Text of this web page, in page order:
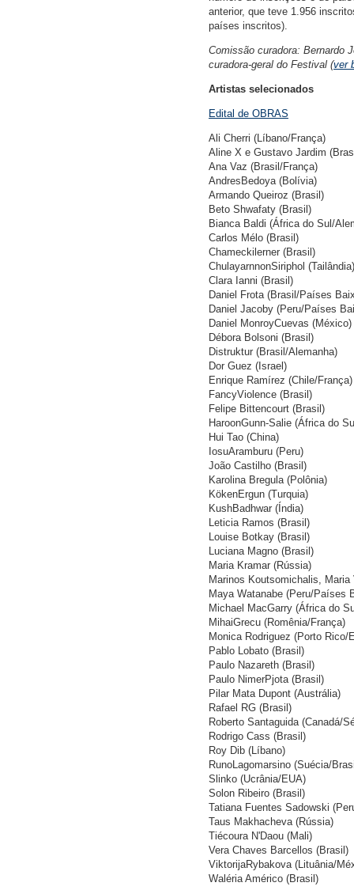
anterior, que teve 1.956
países inscritos).
Comissão curadora: Bernardo
curadora-geral do Festival (ver
Artistas selecionados
Edital de OBRAS
Ali Cherri (Líbano/França)
Aline X e Gustavo Jardim
Ana Vaz (Brasil/França)
AndresBedoya (Bolívia)
Armando Queiroz (Brasil)
Beto Shwafaty (Brasil)
Bianca Baldi (África do Sul/
Carlos Mélo (Brasil)
Chameckilerner (Brasil)
ChulayarnnonSiriphol (Tailândia)
Clara Ianni (Brasil)
Daniel Frota (Brasil/Países
Daniel Jacoby (Peru/Países
Daniel MonroyCuevas (México)
Débora Bolsoni (Brasil)
Distruktur (Brasil/Alemanha)
Dor Guez (Israel)
Enrique Ramírez (Chile/França)
FancyViolence (Brasil)
Felipe Bittencourt (Brasil)
HaroonGunn-Salie (África do
Hui Tao (China)
IosuAramburu (Peru)
João Castilho (Brasil)
Karolina Bregula (Polônia)
KökenErgun (Turquia)
KushBadhwar (Índia)
Leticia Ramos (Brasil)
Louise Botkay (Brasil)
Luciana Magno (Brasil)
Maria Kramar (Rússia)
Marinos Koutsomichalis,
Maya Watanabe (Peru/Países
Michael MacGarry (África do
MihaiGrecu (Romênia/França)
Monica Rodriguez (Porto Rico/
Pablo Lobato (Brasil)
Paulo Nazareth (Brasil)
Paulo NimerPjota (Brasil)
Pilar Mata Dupont (Austrália)
Rafael RG (Brasil)
Roberto Santaguida (Canadá/
Rodrigo Cass (Brasil)
Roy Dib (Líbano)
RunoLagomarsino (Suécia/
Slinko (Ucrânia/EUA)
Solon Ribeiro (Brasil)
Tatiana Fuentes Sadowski
Taus Makhacheva (Rússia)
Tiécoura N'Daou (Mali)
Vera Chaves Barcellos (Brasil)
ViktorijaRybakova (Lituânia/
Waléria Américo (Brasil)